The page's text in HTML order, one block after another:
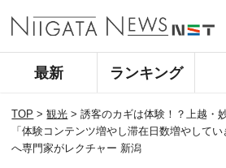
最新 ランキング
TOP >観光 >誘客のカギは体験！？上越・
「体験コンテンツ増やし滞在日数増やして
へ専門家がレクチャー 新潟